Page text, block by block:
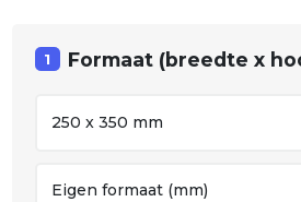
1 Formaat (breedte x
250 x 350 mm
Eigen formaat (mm)